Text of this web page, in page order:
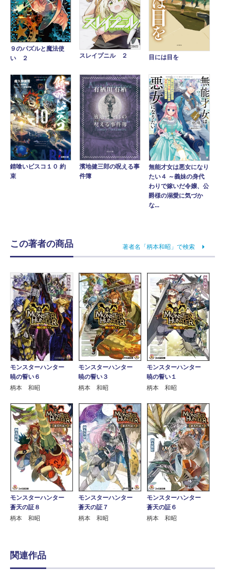
９のパズルと魔法使
い ２
スレイプニル ２ 目には目を
錆喰いビスコ１０ 約
束
濱地健三郎の呪える事
件簿
無能才女は悪女になり
たい４ ～義妹の身代
わりで嫁いだ令嬢、公
爵様の溺愛に気づか
な...
この著者の商品 著者名「柄本和昭」で検索
モンスターハンター
暁の誓い６
柄本 和昭
モンスターハンター
暁の誓い３
柄本 和昭
モンスターハンター
暁の誓い１
柄本 和昭
モンスターハンター
蒼天の証８
柄本 和昭
モンスターハンター
蒼天の証７
柄本 和昭
モンスターハンター
蒼天の証６
柄本 和昭
関連作品